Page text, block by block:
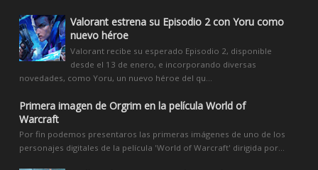
Valorant estrena su Episodio 2 con Yoru como
nuevo héroe
Valorant recibe su esperado Episodio 2, disponible
desde el 13 de enero, e incorporando diversas
novedades, como Yoru, un nuevo héroe del qu...
Primera imagen de Orgrim en la película World of
Warcraft
Por fin podemos presentaros las primeras imágenes de uno de los
personajes digitales de la película 'World of Warcraft' dirigida por...